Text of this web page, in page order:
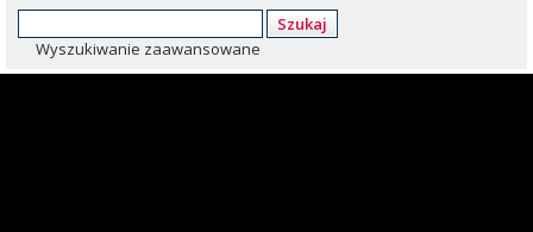
Szukaj
Wyszukiwanie zaawansowane